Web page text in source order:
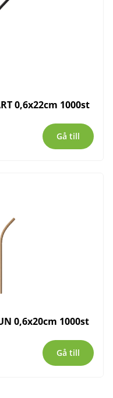
0,6x22cm 1000st
Gå till
0,6x20cm 1000st
Gå till